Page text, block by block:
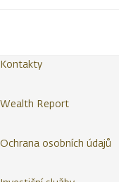
Kontakty
Wealth Report
Ochrana osobních údajů